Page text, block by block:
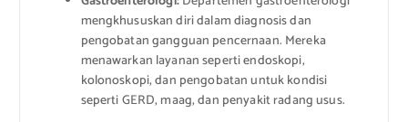
mengkhususkan diri dalam diagnosis dan
pengobatan gangguan pencernaan. Mereka
menawarkan layanan seperti endoskopi,
kolonoskopi, dan pengobatan untuk kondisi
seperti GERD, maag, dan penyakit radang usus.